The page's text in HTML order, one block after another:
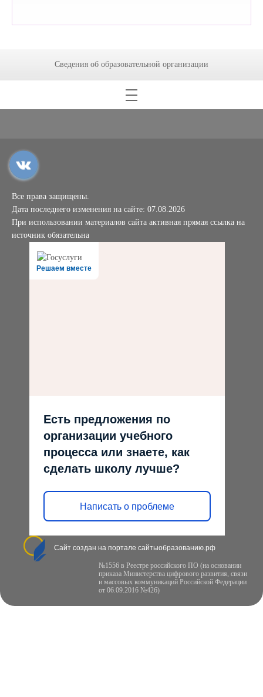
Сведения об образовательной организации
Все права защищены.
Дата последнего изменения на сайте: 07.08.2026
При использовании материалов сайта активная прямая ссылка на
источник обязательна
Решаем вместе
Есть предложения по
организации учебного
процесса или знаете, как
сделать школу лучше?
Написать о проблеме
Сайт создан на портале сайтыобразованию.рф
№1556 в Реестре российского ПО (на основании
приказа Министерства цифрового развития, связи
и массовых коммуникаций Российской Федерации
от 06.09.2016 №426)